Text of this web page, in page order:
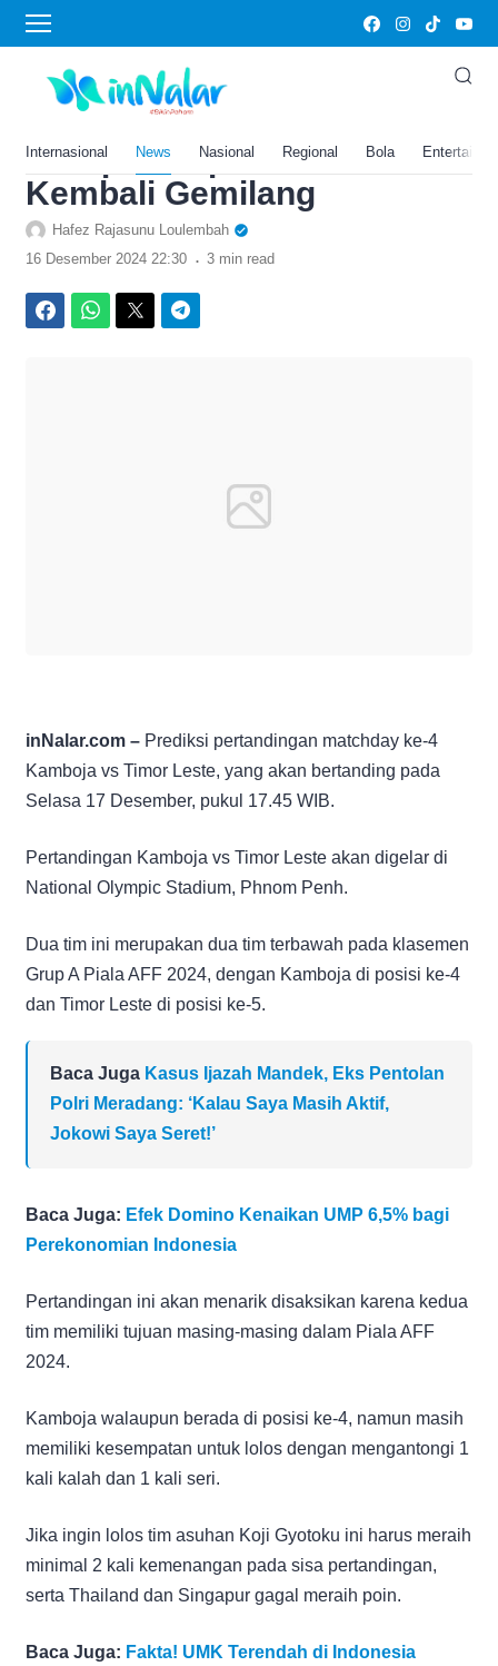
Internasional News Nasional Regional Bola
Home›News
Prediksi Kamboja vs Timor
Lester di Piala AFF 2024,
Harap-Harap João Pedro
Kembali Gemilang
Hafez Rajasunu Loulembah
16 Desember 2024 22:30 . 3 min read
inNalar.com – Prediksi pertandingan matchday ke-4
Kamboja vs Timor Leste, yang akan bertanding pada
Selasa 17 Desember, pukul 17.45 WIB.
Pertandingan Kamboja vs Timor Leste akan digelar di
National Olympic Stadium, Phnom Penh.
Dua tim ini merupakan dua tim terbawah pada klasemen
Grup A Piala AFF 2024, dengan Kamboja di posisi ke-4
dan Timor Leste di posisi ke-5.
Baca Juga Kasus Ijazah Mandek, Eks Pentolan
Polri Meradang: ‘Kalau Saya Masih Aktif,
Jokowi Saya Seret!’
Baca Juga: Efek Domino Kenaikan UMP 6,5% bagi
Perekonomian Indonesia
Pertandingan ini akan menarik disaksikan karena kedua
tim memiliki tujuan masing-masing dalam Piala AFF
2024.
Kamboja walaupun berada di posisi ke-4, namun masih
memiliki kesempatan untuk lolos dengan mengantongi 1
kali kalah dan 1 kali seri.
Jika ingin lolos tim asuhan Koji Gyotoku ini harus meraih
minimal 2 kali kemenangan pada sisa pertandingan,
serta Thailand dan Singapur gagal meraih poin.
Baca Juga: Fakta! UMK Terendah di Indonesia